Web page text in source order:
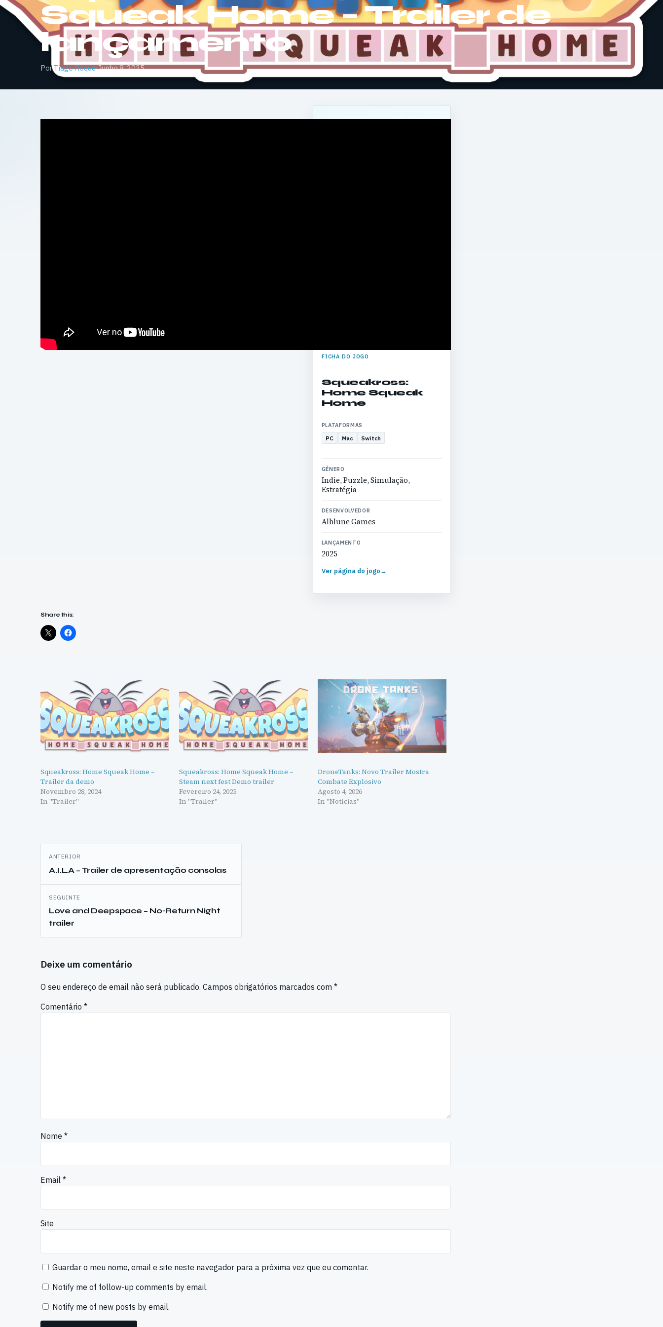
Squeak Home – Trailer de
lançamento
PorTiago Roque·Junho 8, 2025
FICHA DO JOGO
Squeakross:
Home Squeak
Home
PLATAFORMAS
PC Mac Switch
GÉNERO
Indie, Puzzle, Simulação,
Estratégia
DESENVOLVEDOR
Alblune Games
LANÇAMENTO
2025
Ver página do jogo→
Share this:
Squeakross: Home Squeak Home –
Trailer da demo
Novembro 28, 2024
In "Trailer"
Squeakross: Home Squeak Home –
Steam next fest Demo trailer
Fevereiro 24, 2025
In "Trailer"
DroneTanks: Novo Trailer Mostra
Combate Explosivo
Agosto 4, 2026
In "Notícias"
Navegação
de
artigos
ANTERIOR
A.I.L.A – Trailer de apresentação consolas
SEGUINTE
Love and Deepspace – No-Return Night
trailer
Deixe um comentário
O seu endereço de email não será publicado. Campos obrigatórios marcados com *
Comentário *
Nome *
Email *
Site
Guardar o meu nome, email e site neste navegador para a próxima vez que eu comentar.
Notify me of follow-up comments by email.
Notify me of new posts by email.